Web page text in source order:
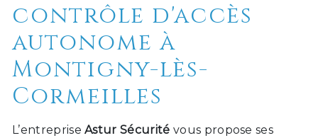
contrôle d'accès
autonome à
Montigny-lès-
Cormeilles
L’entrepriseAstur Sécurité vous propose ses